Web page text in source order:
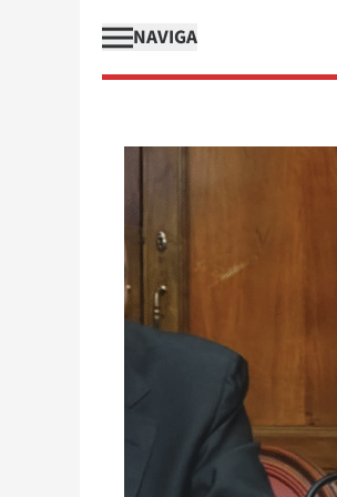
NAVIGA